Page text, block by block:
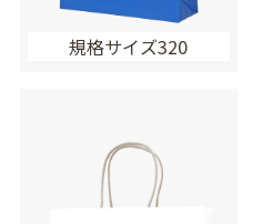
規格サイズ320